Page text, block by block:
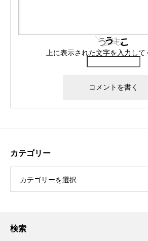
上に表示された文字を入力して
カテゴリー
カテゴリーを選択
検索